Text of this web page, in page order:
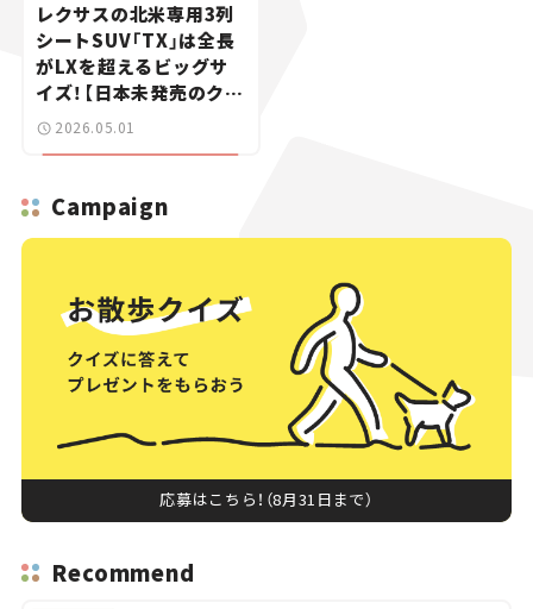
レクサスの北米専用3列
シートSUV「TX」は全長
がLXを超えるビッグサ
イズ！【日本未発売のクル
マたち#️15】
2026.05.01
Campaign
応募はこちら！（8月31日まで）
Recommend